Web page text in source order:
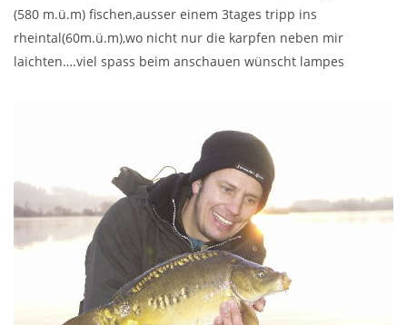
(580 m.ü.m) fischen,ausser einem 3tages tripp ins
rheintal(60m.ü.m),wo nicht nur die karpfen neben mir
laichten….viel spass beim anschauen wünscht lampes